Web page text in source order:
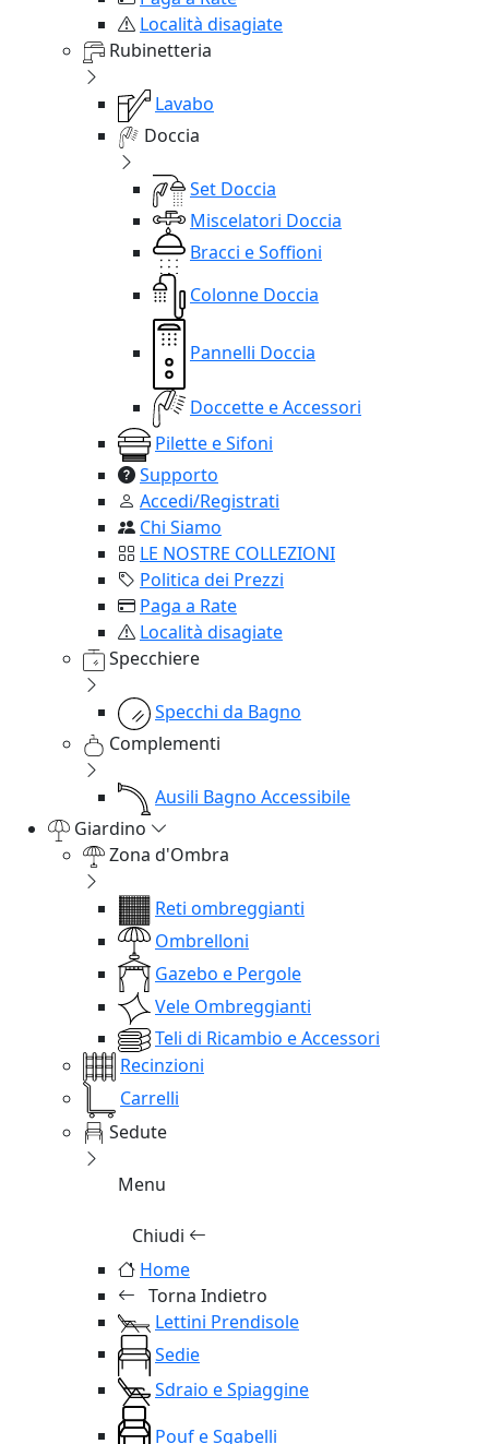
Località disagiate
Rubinetteria
Lavabo
Doccia
Set Doccia
Miscelatori Doccia
Bracci e Soffioni
Colonne Doccia
Pannelli Doccia
Doccette e Accessori
Pilette e Sifoni
Supporto
Accedi/Registrati
Chi Siamo
LE NOSTRE COLLEZIONI
Politica dei Prezzi
Paga a Rate
Località disagiate
Specchiere
Specchi da Bagno
Complementi
Ausili Bagno Accessibile
Giardino
Zona d'Ombra
Reti ombreggianti
Ombrelloni
Gazebo e Pergole
Vele Ombreggianti
Teli di Ricambio e Accessori
Recinzioni
Carrelli
Sedute
Menu
Chiudi
Home
Torna Indietro
Lettini Prendisole
Sedie
Sdraio e Spiaggine
Pouf e Sgabelli